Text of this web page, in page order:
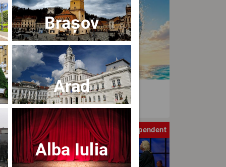
Film & Arts Festival editia IV
Independent
Brașov
Arad
Alba Iulia